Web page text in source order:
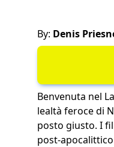
By: Denis
Benvenuta nel
lealtà feroce di
posto giusto. I
post-